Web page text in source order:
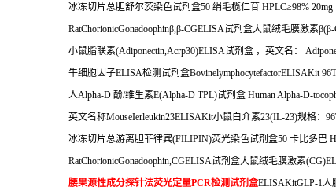
冰冻切片总胆舒尔茨染色试剂盒50 绢毛榄仁苷 HPLC≥98% 20mg
RatChorionicGonadoophinβ β-CGELISA试剂盒大鼠绒毛膜激素β(β-
小鼠脂联素(Adiponectin,Acrp30)ELISA试剂盒 ，英文名：
牛细胞因子ELISA检测试剂盒BovinelymphocytefactorELISAKit
人Alpha-D 酚/维生素E(Alpha-D TPL)试剂盒 Human Alpha-D-
英文名称MouseIerleukin23ELISAKit小鼠白介素23(IL-23)规格：
冰冻切片总游离胆菲律宾(FILIPIN)荧光染色试剂盒50 卡比多巴
RatChorionicGonadoophin,CGELISA试剂盒大鼠绒毛膜激素
腰果源性成分探针法荧光定量PCR检测试剂盒ELISAKitGLP-1 人